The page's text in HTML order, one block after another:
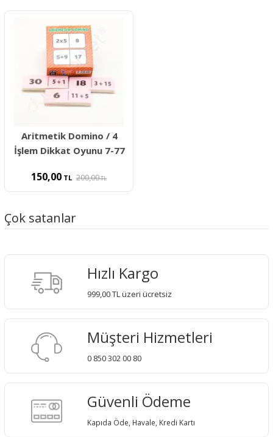
Aritmetik Domino / 4
İşlem Dikkat Oyunu 7-77
150,00 TL 200,00TL
Çok satanlar
Hızlı Kargo
999,00 TL üzeri ücretsiz
Müşteri Hizmetleri
0 850 302 00 80
Güvenli Ödeme
Kapıda Öde, Havale, Kredi Kartı